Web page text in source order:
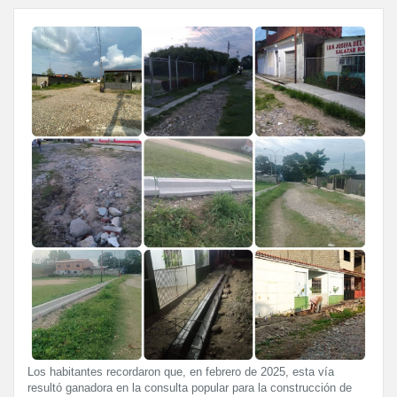
Los habitantes recordaron que, en febrero de 2025, esta vía
resultó ganadora en la consulta popular para la construcción de